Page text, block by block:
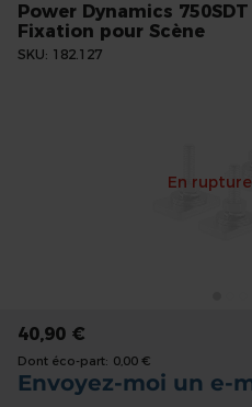
Power Dynamics
Fixation pour Scène
SKU 182.127
40,90 €
Dont éco-part: 0,00 €
the
beginning
of
En